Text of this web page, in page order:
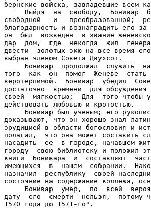
бернские войска, завладевшие всем
Выйдя  на  свободу,  Бонивар
свободной   и   преобразованной;
благодарность и вознаградить его
он  был  возведен  в звание
дар  дом,  где  некогда  жил
двести  золотых экю на все время
выбран членом Совета Двухсот.
Бонивар  продолжал  служить
того  как  он  помог  Женеве  стать
веротерпимой.  Бонивар  убедил
достаточно  времени  для
своей  мягкостью;  Для  того чтобы
действовать любовью и кротостью.
Бонивар был ученым; его
доказывают, что он хорошо знал
эрудицией в области богословия и
полагал,  что она может составить
насадить  ее  в городе, начавшем
городу  свою библиотеку и положил
книги  Бонивара  и  составляют
имеющихся  в  нашем  собрании.
назначил  республику  своей
состояние на содержание коллежа,
Бонивар  умер,  по  всей
дату  его  смерти  нельзя,  потому
1570 года до 1571-го".